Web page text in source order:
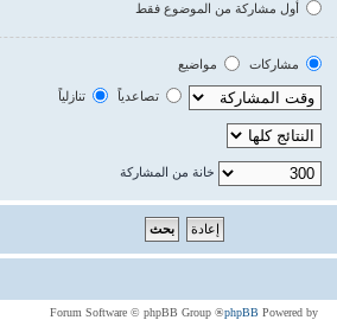
أول مشاركة من الموضوع فقط
مشاركات
مواضيع
تصاعدياً تنازلياً
خانة من المشاركة
Powered by
phpBB
® Forum Software © phpBB Group